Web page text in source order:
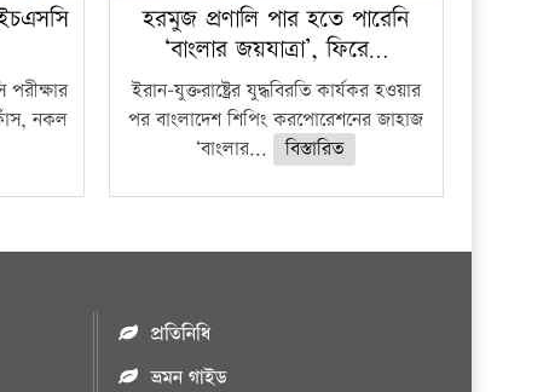
ফাঁস, নকল
হরমুজ প্রণালি পার হতে পারেনি
‘বাংলার জয়যাত্রা’, ফিরে…
ইরান-যুক্তরাষ্ট্রের যুদ্ধবিরতি কার্যকর হওয়ার
পর বাংলাদেশ শিপিং করপোরেশনের জাহাজ
‘বাংলার...
বিস্তারিত
প্রতিনিধি
ভ্রমন গাইড